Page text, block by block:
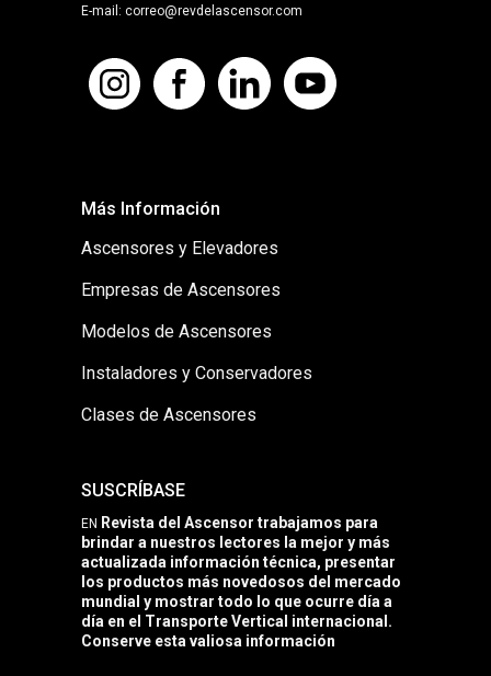
E-mail: correo@revdelascensor.com
Más Información
Ascensores y Elevadores
Empresas de Ascensores
Modelos de Ascensores
Instaladores y Conservadores
Clases de Ascensores
SUSCRÍBASE
EN Revista del Ascensor trabajamos para
brindar a nuestros lectores la mejor y más
actualizada información técnica, presentar
los productos más novedosos del mercado
mundial y mostrar todo lo que ocurre día a
día en el Transporte Vertical internacional.
Conserve esta valiosa información